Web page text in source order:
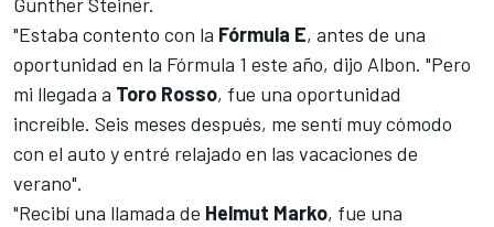
"Estaba contento con la Fórmula E, antes de una
oportunidad en la Fórmula 1 este año, dijo Albon. "Pero
mi llegada a Toro Rosso, fue una oportunidad
increíble. Seis meses después, me sentí muy cómodo
con el auto y entré relajado en las vacaciones de
verano".
"Recibí una llamada de Helmut Marko, fue una